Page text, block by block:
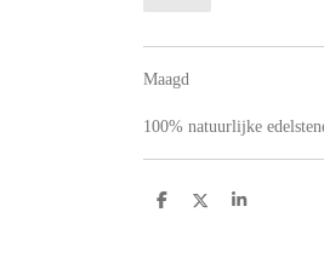
Maagd
100% natuurlijke
D
D
S